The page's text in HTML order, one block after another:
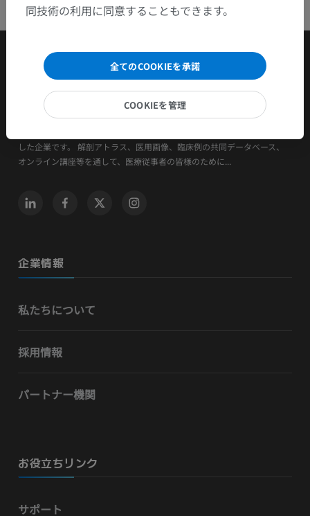
した企業です。 解剖アトラス、医用画像、臨床例の共同データベース、
オンライン講座等を通して、医療従事者の皆様のために...
企業情報
私たちについて
採用情報
パートナー機関
お役立ちリンク
サポート
同技術の利用に同意することもできます。
全てのCOOKIEを承諾
COOKIEを管理